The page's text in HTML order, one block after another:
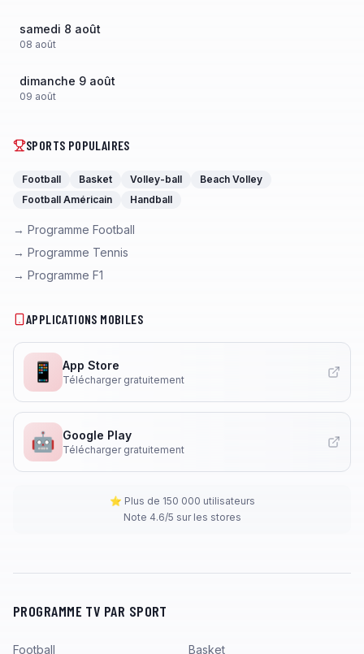
samedi 8 août
08 août
dimanche 9 août
09 août
SPORTS POPULAIRES
Football Basket Volley-ball
Beach Volley
Football Américain
Handball
→ Programme Football
→ Programme Tennis
→ Programme F1
APPLICATIONS MOBILES
📱 App Store
Télécharger gratuitement
🤖 Google Play
Télécharger gratuitement
⭐ Plus de 150 000 utilisateurs
Note 4.6/5 sur les stores
PROGRAMME TV PAR SPORT
Football Basket